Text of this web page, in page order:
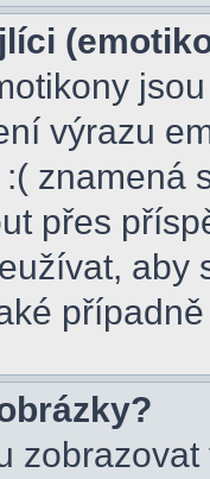
výrazu
znamená
přes
aby